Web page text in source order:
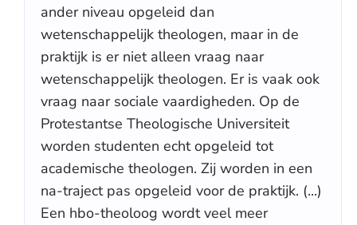
ander niveau opgeleid dan
wetenschappelijk theologen, maar in de
praktijk is er niet alleen vraag naar
wetenschappelijk theologen. Er is vaak ook
vraag naar sociale vaardigheden. Op de
Protestantse Theologische Universiteit
worden studenten echt opgeleid tot
academische theologen. Zij worden in een
na-traject pas opgeleid voor de praktijk. (...)
Een hbo-theoloog wordt veel meer